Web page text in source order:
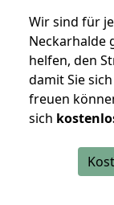
Wir sind für
Neckarhalde
helfen, den
damit Sie
freuen
sich